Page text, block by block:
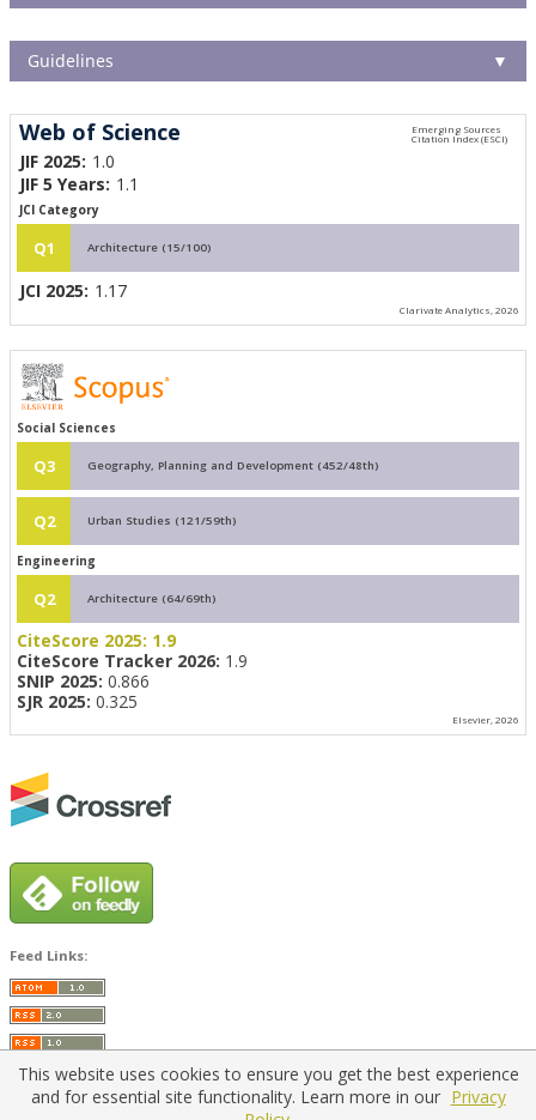
Guidelines ▼
Web of Science
JIF 2025: 1.0
JIF 5 Years: 1.1
JCI Category
Q1 Architecture (15/100)
JCI 2025: 1.17
Clarivate Analytics, 2026
Social Sciences
Q3 Geography, Planning and Development (452/48th)
Q2 Urban Studies (121/59th)
Engineering
Q2 Architecture (64/69th)
CiteScore 2025: 1.9
CiteScore Tracker 2026: 1.9
SNIP 2025: 0.866
SJR 2025: 0.325
Elsevier, 2026
Feed Links:
This website uses cookies to ensure you get the best experience
and for essential site functionality. Learn more in our Privacy